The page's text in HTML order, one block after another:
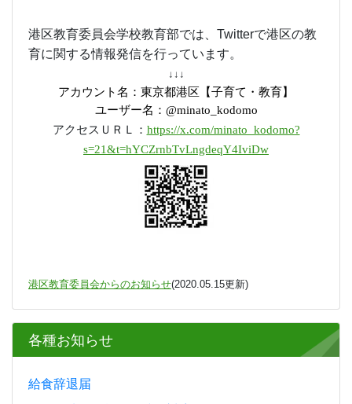
各種お知らせ
給食辞退届
港区教育委員会学校教育部では、 Twitterで港区の教
育に関する情報発信を行っています。
↓↓↓
アカウント名：東京都港区【子育て・教育】
ユーザー名： @minato_kodomo
アクセスＵＲＬ： https://x.com/minato_kodomo?
s=21&t=hYCZrnbTvLngdeqY4IviDw
港区教育委員会からのお知らせ(2020.05.15更新)